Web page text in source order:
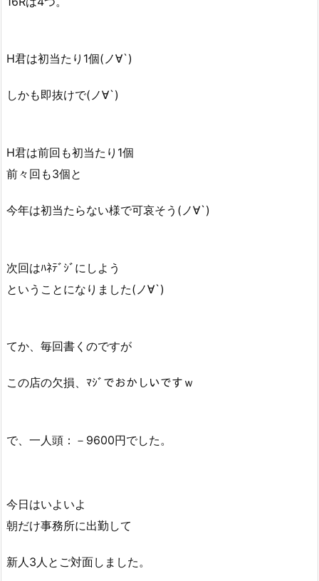
H君は初当たり1個(ノ∀`)
しかも即抜けで(ノ∀`)
H君は前回も初当たり1個
前々回も3個と
今年は初当たらない様で可哀そう(ノ∀`)
次回はﾊﾈﾃﾞｼﾞにしよう
ということになりました(ノ∀`)
てか、毎回書くのですが
この店の欠損、ﾏｼﾞでおかしいですｗ
で、一人頭：－9600円でした。
今日はいよいよ
朝だけ事務所に出勤して
新人3人とご対面しました。